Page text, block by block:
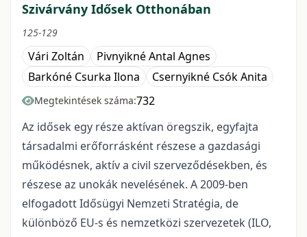
Szivárvány Idősek Otthonában
125-129
Vári Zoltán
Pivnyikné Antal Agnes
Barkóné Csurka Ilona
Csernyikné Csók Anita
Megtekintések száma:732
Az idősek egy része aktívan öregszik, egyfajta
társadalmi erőforrásként részese a gazdasági
működésnek, aktív a civil szerveződésekben, és
részese az unokák nevelésének. A 2009-ben
elfogadott Idősügyi Nemzeti Stratégia, de
különböző EU-s és nemzetközi szervezetek (ILO,